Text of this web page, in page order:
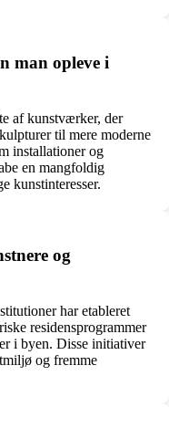
man opleve i
af kunstværker, der
til mere moderne
installationer og
en mangfoldig
kunstinteresser.
og
har etableret
residensprogrammer
i byen. Disse initiativer
og fremme